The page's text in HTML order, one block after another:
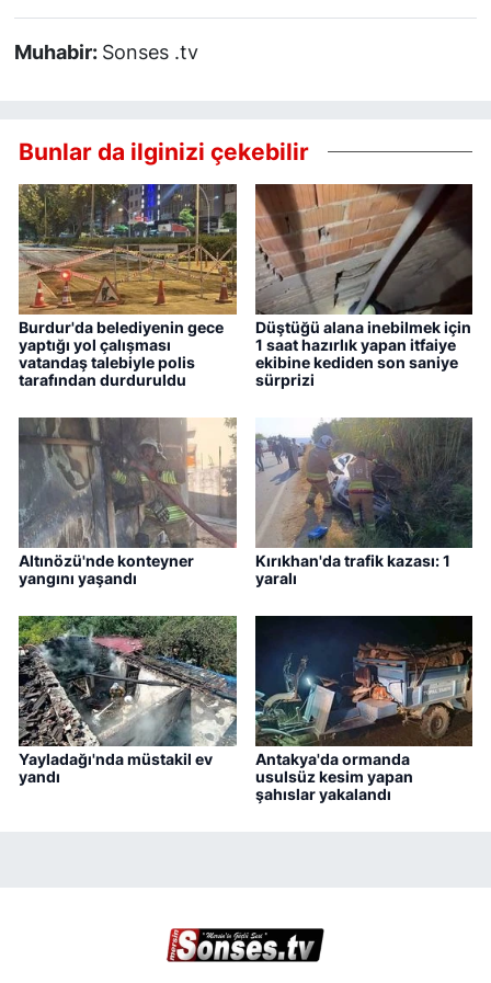
Muhabir: Sonses .tv
Bunlar da ilginizi çekebilir
Burdur'da belediyenin gece
yaptığı yol çalışması
vatandaş talebiyle polis
tarafından durduruldu
Düştüğü alana inebilmek için
1 saat hazırlık yapan itfaiye
ekibine kediden son saniye
sürprizi
Altınözü'nde konteyner
yangını yaşandı
Kırıkhan'da trafik kazası: 1
yaralı
Yayladağı'nda müstakil ev
yandı
Antakya'da ormanda
usulsüz kesim yapan
şahıslar yakalandı